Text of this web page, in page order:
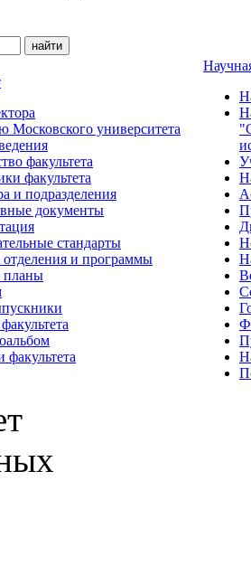
Московского университета
факультета
факультета
и подразделения
документы
стандарты
и программы
планы
факультета